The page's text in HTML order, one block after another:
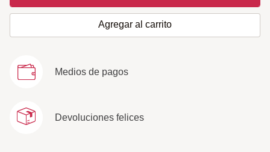
Agregar al carrito
Medios de pagos
Devoluciones felices